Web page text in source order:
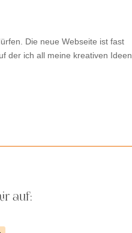
Die neue Webseite ist fast
der ich all meine kreativen Ideen
auf: